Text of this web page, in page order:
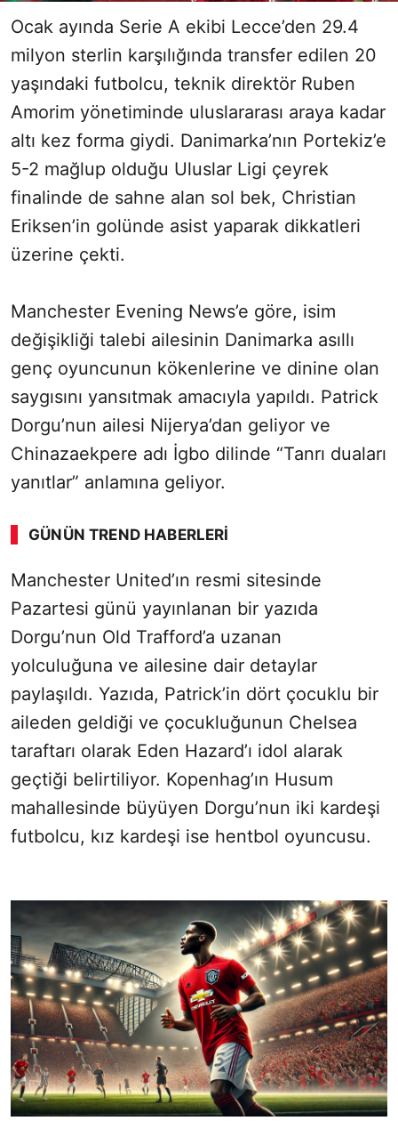
Ocak ayında Serie A ekibi Lecce’den 29.4
milyon sterlin karşılığında transfer edilen 20
yaşındaki futbolcu, teknik direktör Ruben
Amorim yönetiminde uluslararası araya kadar
altı kez forma giydi. Danimarka’nın Portekiz’e
5-2 mağlup olduğu Uluslar Ligi çeyrek
finalinde de sahne alan sol bek, Christian
Eriksen’in golünde asist yaparak dikkatleri
üzerine çekti.
Manchester Evening News’e göre, isim
değişikliği talebi ailesinin Danimarka asıllı
genç oyuncunun kökenlerine ve dinine olan
saygısını yansıtmak amacıyla yapıldı. Patrick
Dorgu’nun ailesi Nijerya’dan geliyor ve
Chinazaekpere adı İgbo dilinde “Tanrı duaları
yanıtlar” anlamına geliyor.
GÜNÜN TREND HABERLERI
SÖZCÜ SON DAKİKA
Manchester United’ın resmi sitesinde
Pazartesi günü yayınlanan bir yazıda
Dorgu’nun Old Trafford’a uzanan
yolculuğuna ve ailesine dair detaylar
paylaşıldı. Yazıda, Patrick’in dört çocuklu bir
aileden geldiği ve çocukluğunun Chelsea
taraftarı olarak Eden Hazard’ı idol alarak
geçtiği belirtiliyor. Kopenhag’ın Husum
mahallesinde büyüyen Dorgu’nun iki kardeşi
futbolcu, kız kardeşi ise hentbol oyuncusu.